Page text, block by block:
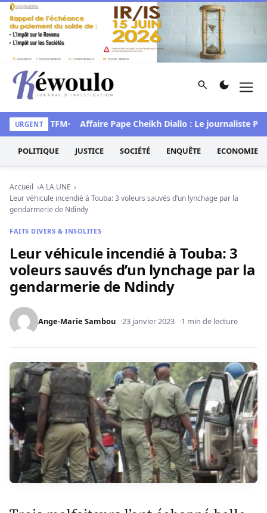
Aller au contenu
Kéwoulo, le premier site d'information et d'investigation
Rechercher
URGENT
» sur la TFM Affaire Pape Cheikh Diallo : Le journaliste Pape
POLITIQUE JUSTICE SOCIÉTÉ ENQUÊTE ECONOMIE
Accueil
A LA UNE
Leur véhicule incendié à Touba: 3 voleurs sauvés d’un lynchage par la
gendarmerie de Ndindy
FAITS DIVERS & INSOLITES
Leur véhicule incendié à Touba: 3
voleurs sauvés d’un lynchage par la
gendarmerie de Ndindy
Ange-Marie Sambou 23 janvier 2023 1 min de lecture